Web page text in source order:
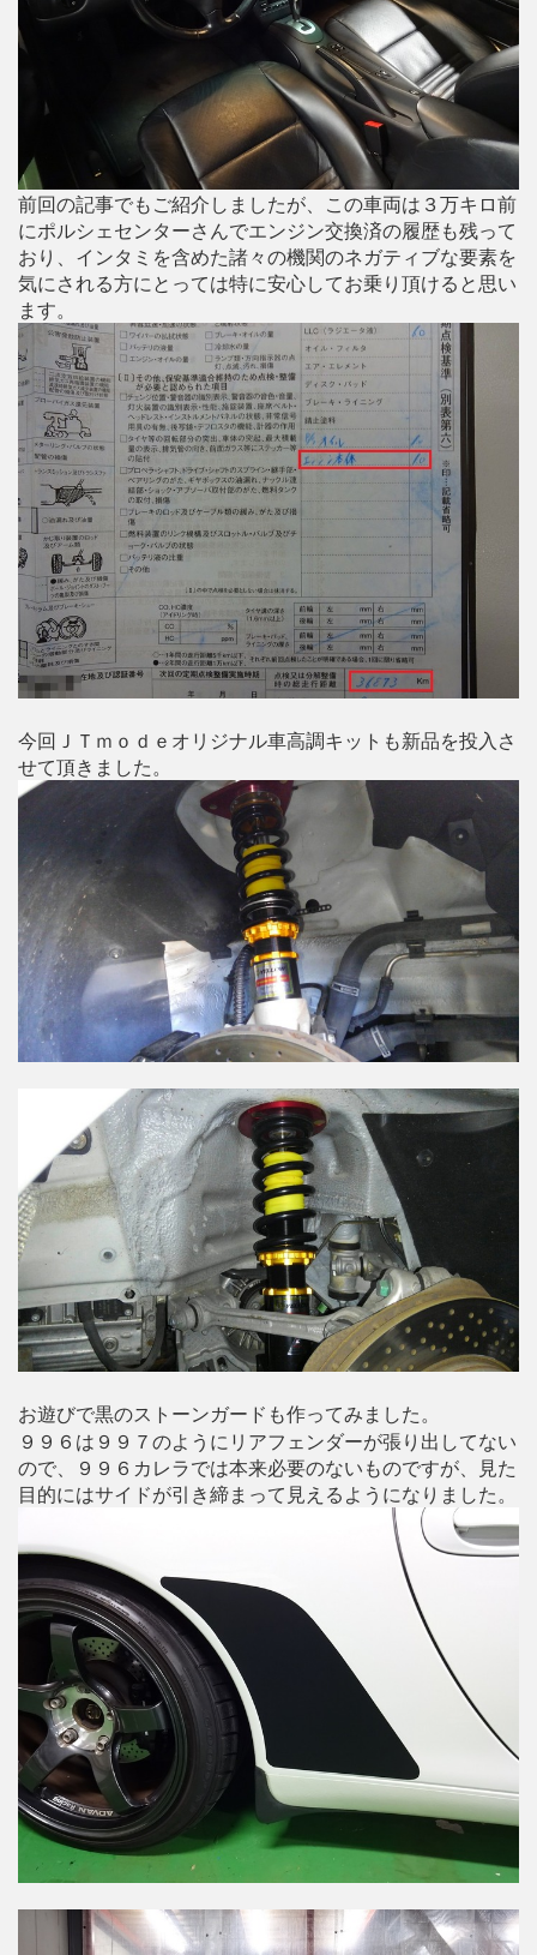
前回の記事でもご紹介しましたが、この車両は３万キロ前
にポルシェセンターさんでエンジン交換済の履歴も残って
おり、インタミを含めた諸々の機関のネガティブな要素を
気にされる方にとっては特に安心してお乗り頂けると思い
ます。
今回ＪＴｍｏｄｅオリジナル車高調キットも新品を投入さ
せて頂きました。
お遊びで黒のストーンガードも作ってみました。
９９６は９９７のようにリアフェンダーが張り出してない
ので、９９６カレラでは本来必要のないものですが、見た
目的にはサイドが引き締まって見えるようになりました。